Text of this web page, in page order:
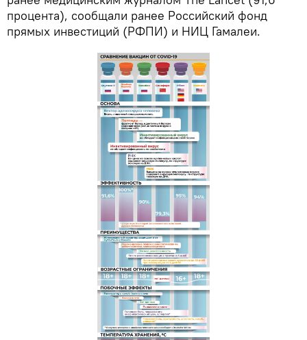
процента), сообщали ранее Российский фонд
прямых инвестиций (РФПИ) и НИЦ Гамалеи.